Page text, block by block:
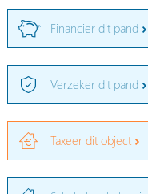
Financier dit pand
Verzeker dit pand
Taxeer dit object